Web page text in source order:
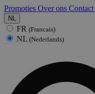
Promoties Over ons Contact
NL
FR (Francais)
NL (Nederlands)